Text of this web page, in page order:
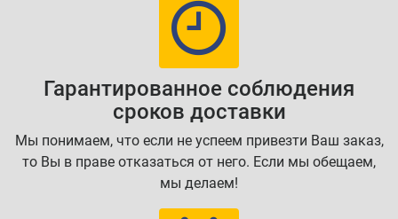
Гарантированное соблюдения
сроков доставки
Мы понимаем, что если не успеем привезти Ваш заказ,
то Вы в праве отказаться от него. Если мы обещаем,
мы делаем!